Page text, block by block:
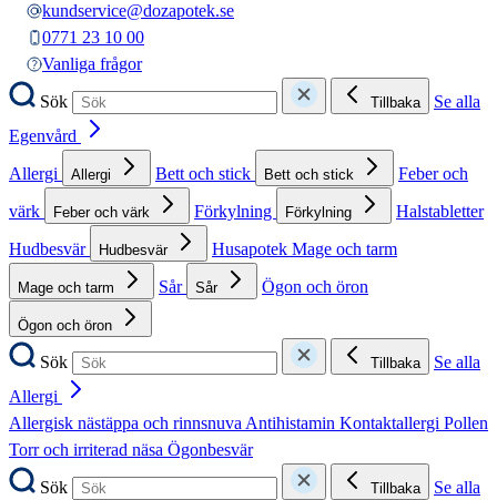
kundservice@dozapotek.se
0771 23 10 00
Vanliga frågor
Sök
Tillbaka
Se alla
Egenvård
Allergi
Allergi Bett och stick Bett och stick
Feber och
värk
Feber och värk Förkylning Förkylning
Halstabletter
Hudbesvär
Hudbesvär Husapotek Mage och tarm
Mage och tarm Sår Sår Ögon och öron
Ögon och öron
Sök Tillbaka
Se alla
Allergi
Allergisk nästäppa och rinnsnuvaAntihistamin Kontaktallergi Pollen
Torr och irriterad näsa Ögonbesvär
Sök
Tillbaka
Se alla